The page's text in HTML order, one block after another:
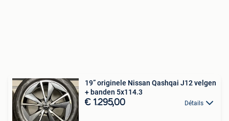
19” originele Nissan Qashqai J12 velgen
+ banden 5x114.3
€ 1.295,00 Détails